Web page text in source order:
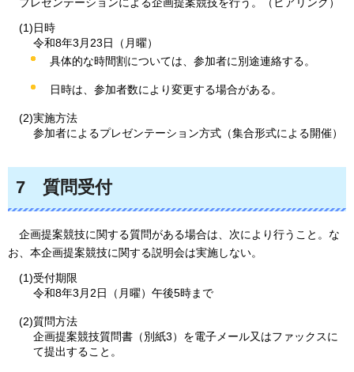
(1)日時
令和8年3月23日（月曜）
具体的な時間割については、参加者に別途連絡する。
日時は、参加者数により変更する場合がある。
(2)実施方法
参加者によるプレゼンテーション方式（集合形式による開催）
7 質問受付
企画提案競技に関する質問がある場合は、次により行うこと。な
お、本企画提案競技に関する説明会は実施しない。
(1)受付期限
令和8年3月2日（月曜）午後5時まで
(2)質問方法
企画提案競技質問書（別紙3）を電子メール又はファックスに
て提出すること。